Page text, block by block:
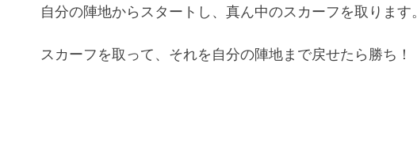
自分の陣地からスタートし、真ん中のスカーフを取ります。
スカーフを取って、それを自分の陣地まで戻せたら勝ち！